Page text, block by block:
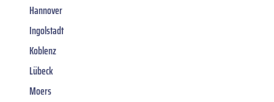
Hannover
Ingolstadt
Koblenz
Lübeck
Moers